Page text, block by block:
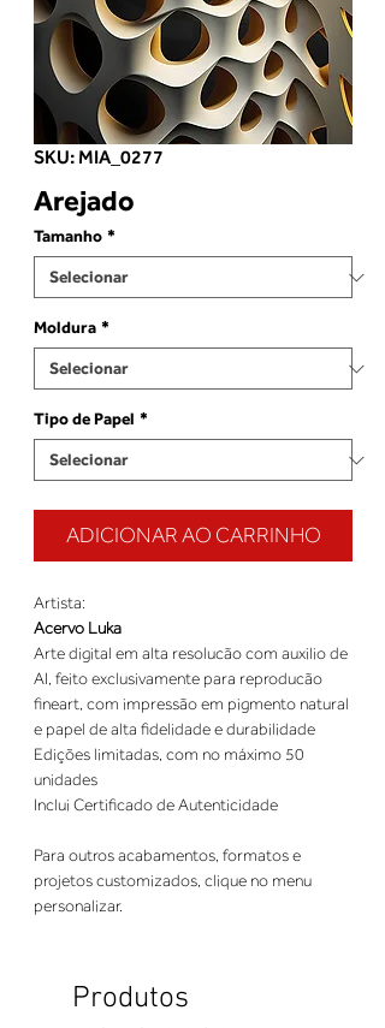
SKU: MIA_0277
Arejado
Tamanho *
Moldura *
Tipo de Papel *
ADICIONAR AO CARRINHO
Artista:
Acervo Luka
Arte digital em alta resolucão com auxilio de
AI, feito exclusivamente para reproducão
fineart, com impressão em pigmento natural
e papel de alta fidelidade e durabilidade
Edições limitadas, com no máximo 50
unidades
Inclui Certificado de Autenticidade
Para outros acabamentos, formatos e
projetos customizados, clique no menu
personalizar.
Produtos